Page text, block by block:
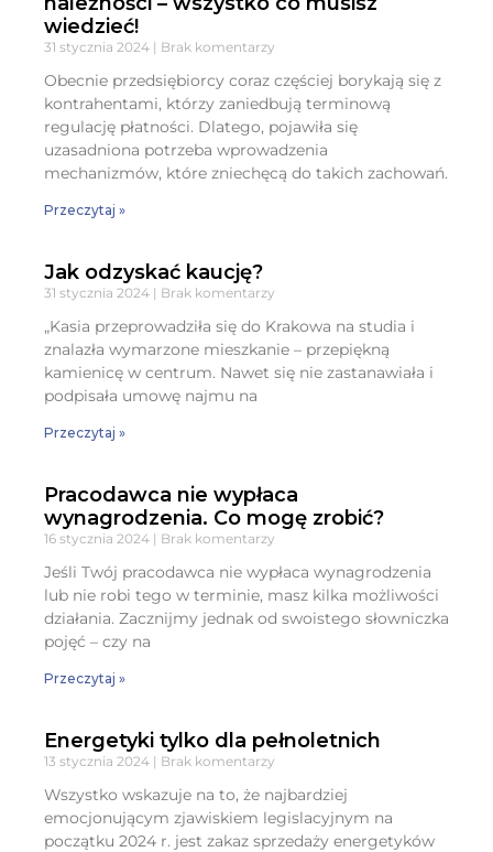
wiedzieć!
31 stycznia 2024 Brak komentarzy
Obecnie przedsiębiorcy coraz częściej borykają się z
kontrahentami, którzy zaniedbują terminową
regulację płatności. Dlatego, pojawiła się
uzasadniona potrzeba wprowadzenia
mechanizmów, które zniechęcą do takich zachowań.
Przeczytaj »
Jak odzyskać kaucję?
31 stycznia 2024 Brak komentarzy
„Kasia przeprowadziła się do Krakowa na studia i
znalazła wymarzone mieszkanie – przepiękną
kamienicę w centrum. Nawet się nie zastanawiała i
podpisała umowę najmu na
Przeczytaj »
Pracodawca nie wypłaca
wynagrodzenia. Co mogę zrobić?
16 stycznia 2024 Brak komentarzy
Jeśli Twój pracodawca nie wypłaca wynagrodzenia
lub nie robi tego w terminie, masz kilka możliwości
działania. Zacznijmy jednak od swoistego słowniczka
pojęć – czy na
Przeczytaj »
Energetyki tylko dla pełnoletnich
13 stycznia 2024 Brak komentarzy
Wszystko wskazuje na to, że najbardziej
emocjonującym zjawiskiem legislacyjnym na
początku 2024 r. jest zakaz sprzedaży energetyków